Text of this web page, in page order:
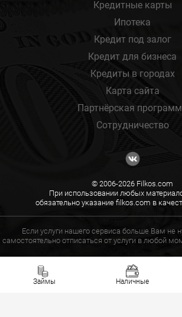
Займы Наличные
Кредитные карты
Ипотека
Кредит под залог
Кредит для бизнеса
Кредиты в городах
Карта сайта
Партнёрская
Сотрудничество
© 2006-2026 Filkos.com
При использовании любых
обязательно указание filkos.com в
Если услуги нашего сервиса больше Вам
самостоятельно отписаться от услуги в любой